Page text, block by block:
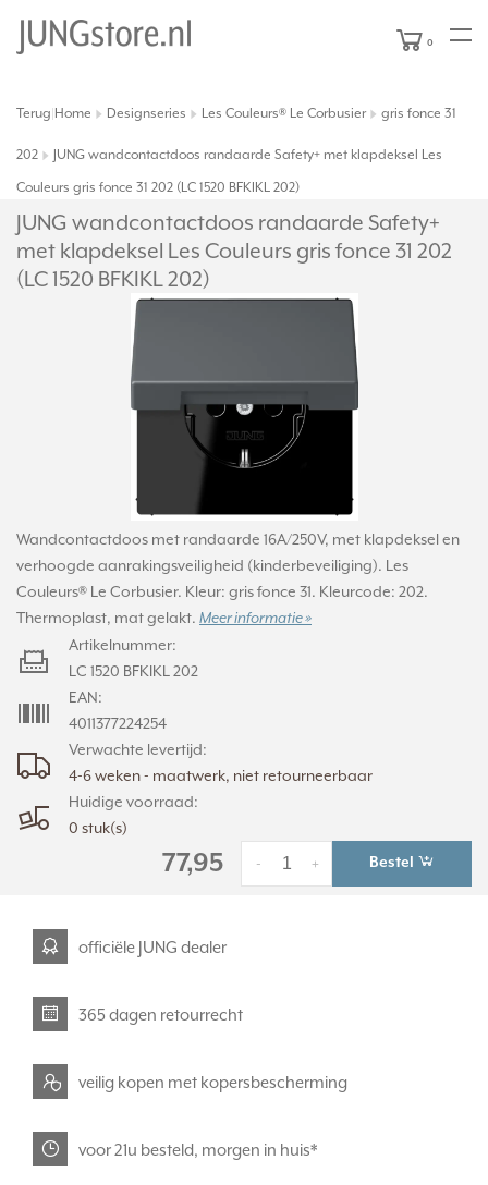
0
Terug Home Designseries Les Couleurs® Le Corbusier gris fonce 31
202 JUNG wandcontactdoos randaarde Safety+ met klapdeksel Les
Couleurs gris fonce 31 202 (LC 1520 BFKIKL 202)
JUNG wandcontactdoos randaarde Safety+
met klapdeksel Les Couleurs gris fonce 31 202
(LC 1520 BFKIKL 202)
Wandcontactdoos met randaarde 16A/250V, met klapdeksel en
verhoogde aanrakingsveiligheid (kinderbeveiliging). Les
Couleurs® Le Corbusier. Kleur: gris fonce 31. Kleurcode: 202.
Thermoplast, mat gelakt. Meer informatie »
Verwachte levertijd:
4-6 weken - maatwerk, niet retourneerbaar
Huidige voorraad:
0 stuk(s)
Artikelnummer:
LC 1520 BFKIKL 202
EAN:
4011377224254
77,95 +
- Bestel
officiële JUNG dealer
365 dagen retourrecht
veilig kopen met kopersbescherming
voor 21u besteld, morgen in huis*